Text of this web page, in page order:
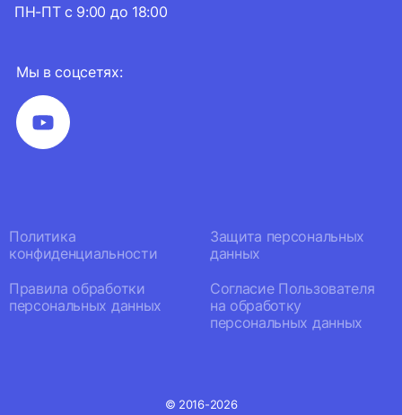
Мы в соцсетях:
ПН-ПТ с 9:00 до 18:00
Политика
конфиденциальности
Защита персональных
данных
Правила обработки
персональных данных
Согласие Пользователя
на обработку
персональных данных
© 2016-2026